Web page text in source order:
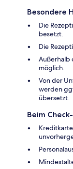
Besondere
Die
besetzt.
Die
Außerhalb
möglich.
Von der
werden
übersetzt.
Beim